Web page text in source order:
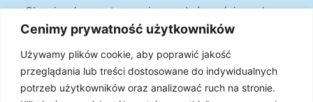
Cenimy prywatność użytkowników
Używamy plików cookie, aby poprawić jakość
przeglądania lub treści dostosowane do indywidualnych
potrzeb użytkowników oraz analizować ruch na stronie.
Obowiązek przestrzegania zasad równościowych
oraz warunków podstawowych
Klauzule informacyjne